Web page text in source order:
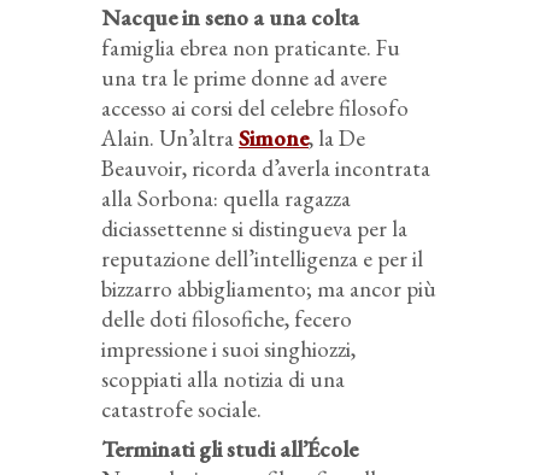
Nacque in seno a una colta
famiglia ebrea non praticante. Fu
una tra le prime donne ad avere
accesso ai corsi del celebre filosofo
Alain. Un’altraSimone, la De
Beauvoir, ricorda d’averla incontrata
alla Sorbona: quella ragazza
diciassettenne si distingueva per la
reputazione dell’intelligenza e per il
bizzarro abbigliamento; ma ancor più
delle doti filosofiche, fecero
impressione i suoi singhiozzi,
scoppiati alla notizia di una
catastrofe sociale.
Terminati gli studi all’École